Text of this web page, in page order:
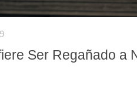
Ser Regañado a